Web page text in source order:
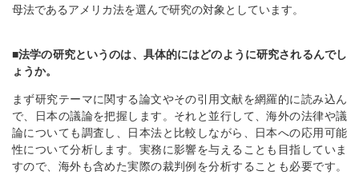
母法であるアメリカ法を選んで研究の対象としています。
■法学の研究というのは、具体的にはどのように研究されるんでし
ょうか。
まず研究テーマに関する論文やその引用文献を網羅的に読み込ん
で、日本の議論を把握します。それと並行して、海外の法律や議
論についても調査し、日本法と比較しながら、日本への応用可能
性について分析します。実務に影響を与えることも目指していま
すので、海外も含めた実際の裁判例を分析することも必要です。